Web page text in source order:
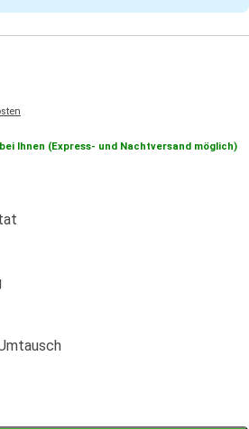
bei Ihnen (Express- und Nachtversand möglich)